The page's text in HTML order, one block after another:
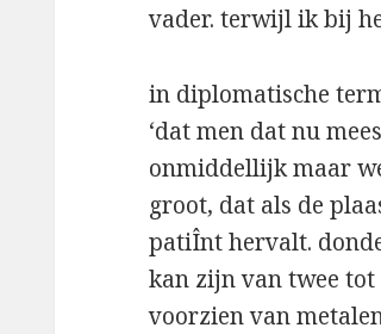
vader. terwijl ik bij
in diplomatische
‘dat men dat nu
onmiddellijk maar
groot, dat als de
patiÎnt hervalt.
kan zijn van twee
voorzien van